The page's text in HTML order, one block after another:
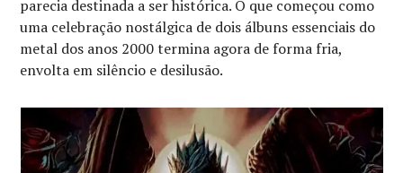
parecia destinada a ser histórica. O que começou como
uma celebração nostálgica de dois álbuns essenciais do
metal dos anos 2000 termina agora de forma fria,
envolta em silêncio e desilusão.